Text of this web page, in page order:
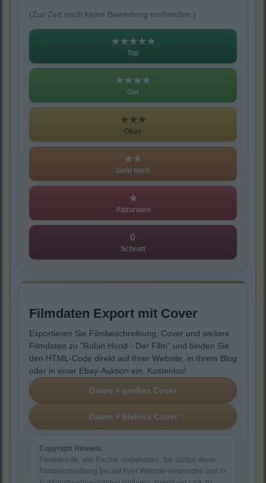
(Zur Zeit noch keine Bewertung vorhanden.)
★★★★★
Top
★★★★
Gut
★★★
Okay
★★
Geht noch
★
Abzuraten
0
Schrott
Filmdaten Export mit Cover
Exportieren Sie Filmbeschreibung, Cover und weitere
Filmdaten zu "Robin Hood - Der Film" und binden Sie
den HTML-Code direkt auf Ihrer Website, in Ihrem Blog
oder in einer Ebay-Auktion ein. Kostenlos!
Copyright Hinweis:
Filminfos.de, alle Rechte vorbehalten. Sie dürfen diese
Filmbeschreibung frei auf Ihrer Website verwenden und in